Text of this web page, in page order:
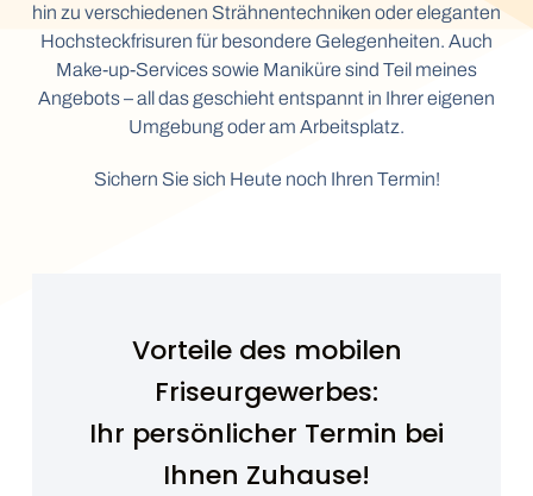
Vorteile des mobilen
Friseurgewerbes:
Ihr persönlicher Termin bei
Ihnen Zuhause!
hin zu verschiedenen Strähnentechniken oder eleganten
Hochsteckfrisuren für besondere Gelegenheiten. Auch
Make-up-Services sowie Maniküre sind Teil meines
Angebots – all das geschieht entspannt in Ihrer eigenen
Umgebung oder am Arbeitsplatz.
Sichern Sie sich Heute noch Ihren Termin!